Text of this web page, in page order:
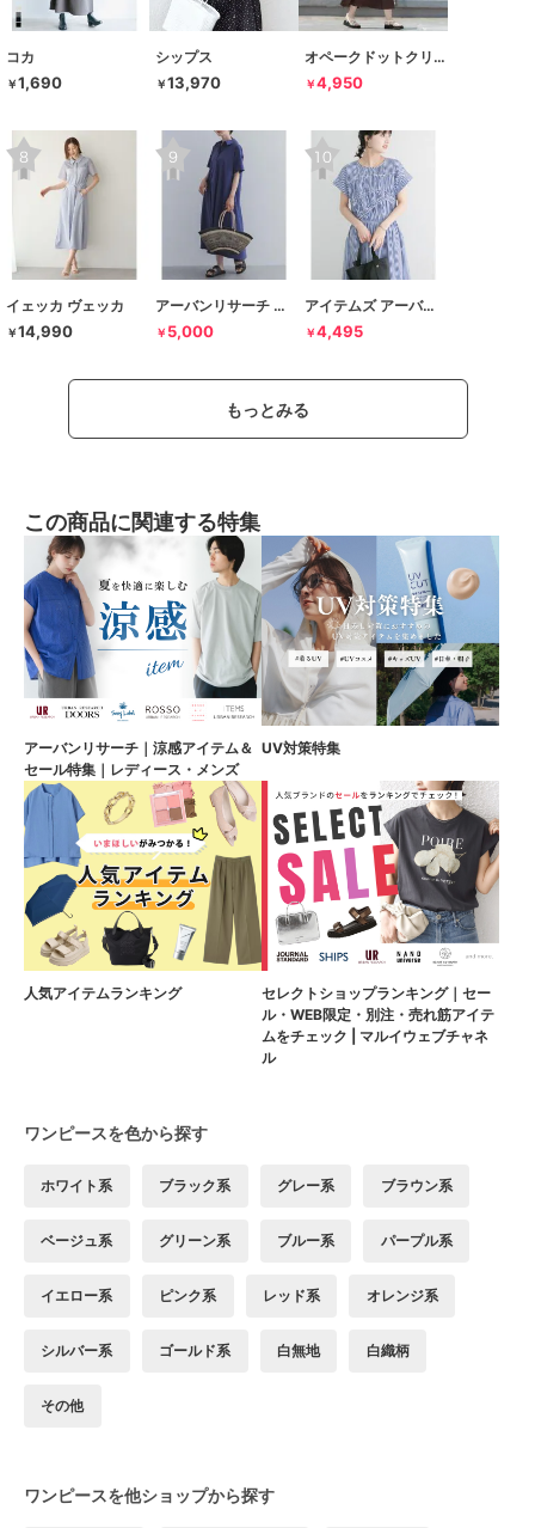
コカ
￥1,690
シップス
￥13,970
オペークドットクリップ
￥4,950
イェッカ ヴェッカ
￥14,990
アーバンリサーチ ドアーズ
￥ 5,000
アイテムズ アーバンリサーチ
￥4,495
もっとみる
この商品に関連する特集
アーバンリサーチ｜涼感アイテム＆
セール特集｜レディース・メンズ
UV対策特集
人気アイテムランキング
セレクトショップランキング｜セー
ル・WEB限定・別注・売れ筋アイテ
ムをチェック | マルイウェブチャネ
ル
ワンピースを色から探す
ホワイト系 ブラック系 グレー系 ブラウン系
ベージュ系 グリーン系 ブルー系 パープル系
イエロー系 ピンク系 レッド系 オレンジ系
シルバー系 ゴールド系 白無地 白織柄
その他
ワンピースを他ショップから探す